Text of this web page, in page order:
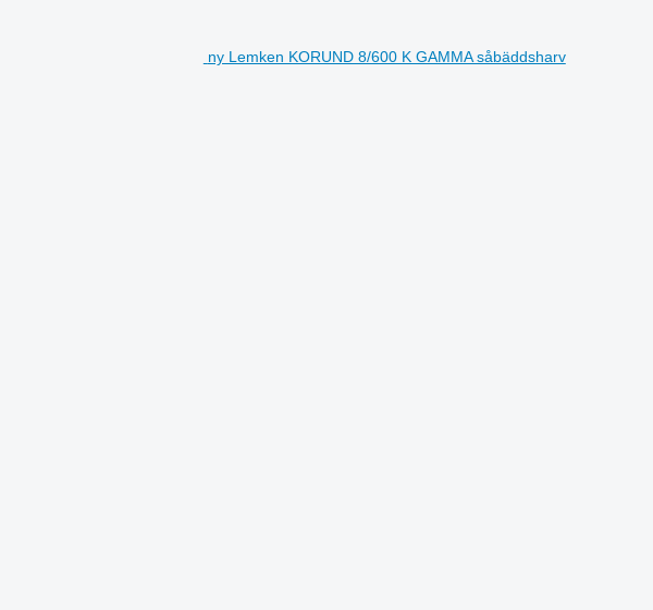
ny Lemken KORUND 8/600 K GAMMA såbäddsharv